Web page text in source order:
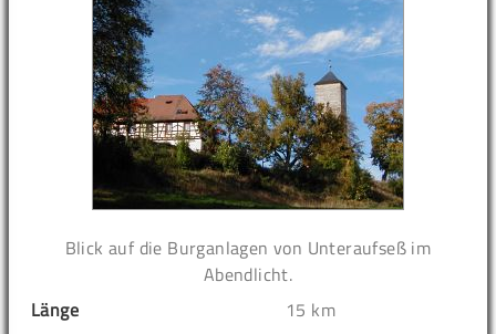
Blick auf die Burganlagen von Unteraufseß im
Abendlicht.
Länge
15 km